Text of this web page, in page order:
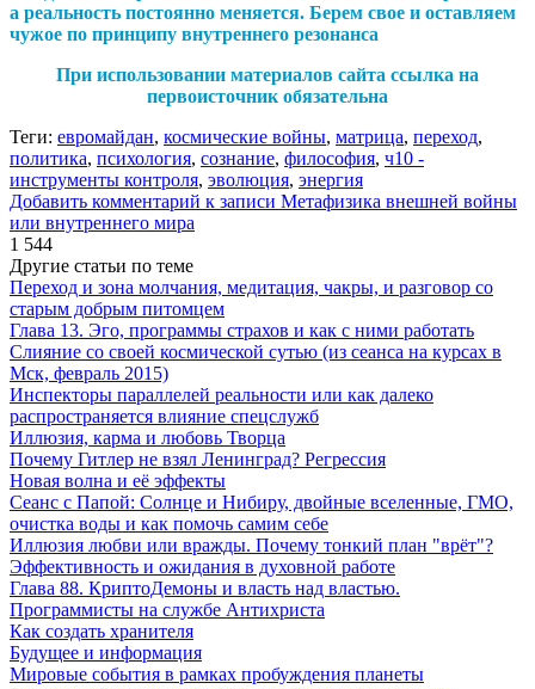
а реальность постоянно меняется. Берем свое и оставляем
чужое по принципу внутреннего резонанса
При использовании материалов сайта ссылка на
первоисточник обязательна
Теги: евромайдан, космические войны, матрица, переход,
политика, психология, сознание, философия, ч10 -
инструменты контроля, эволюция, энергия
Добавить комментарий к записи Метафизика внешней войны
или внутреннего мира
1 544
Другие статьи по теме
Переход и зона молчания, медитация, чакры, и разговор со
старым добрым питомцем
Глава 13. Эго, программы страхов и как с ними работать
Слияние со своей космической сутью (из сеанса на курсах в
Мск, февраль 2015)
Инспекторы параллелей реальности или как далеко
распространяется влияние спецслужб
Иллюзия, карма и любовь Творца
Почему Гитлер не взял Ленинград? Регрессия
Новая волна и её эффекты
Сеанс с Папой: Солнце и Нибиру, двойные вселенные, ГМО,
очистка воды и как помочь самим себе
Иллюзия любви или вражды. Почему тонкий план "врёт"?
Эффективность и ожидания в духовной работе
Глава 88. КриптоДемоны и власть над властью.
Программисты на службе Антихриста
Как создать хранителя
Будущее и информация
Мировые события в рамках пробуждения планеты